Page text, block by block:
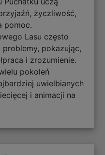
życzliwość,
pomoc.
Lasu często
pokazując,
i zrozumienie.
pokoleń
uwielbianych
i animacji na